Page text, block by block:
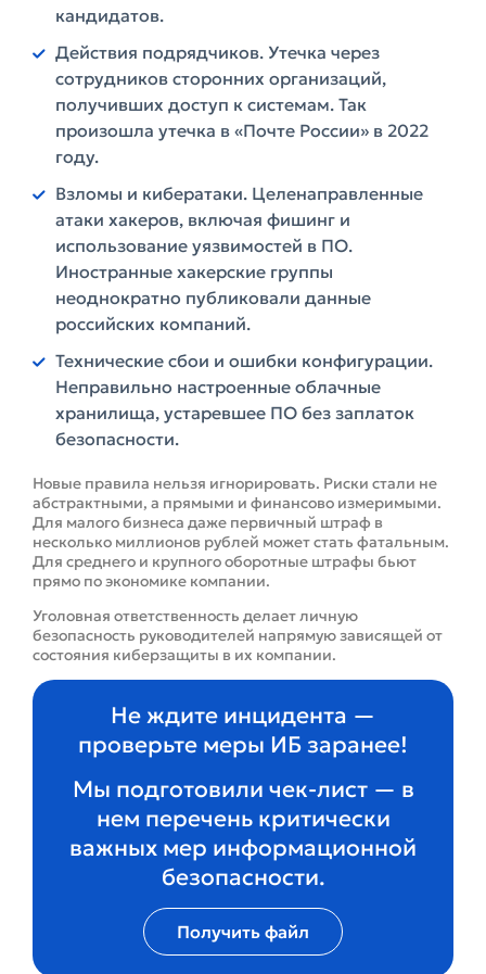
кандидатов.
Действия подрядчиков. Утечка через
сотрудников сторонних организаций,
получивших доступ к системам. Так
произошла утечка в «Почте России» в 2022
году.
Взломы и кибератаки. Целенаправленные
атаки хакеров, включая фишинг и
использование уязвимостей в ПО.
Иностранные хакерские группы
неоднократно публиковали данные
российских компаний.
Технические сбои и ошибки конфигурации.
Неправильно настроенные облачные
хранилища, устаревшее ПО без заплаток
безопасности.
Новые правила нельзя игнорировать. Риски стали не
абстрактными, а прямыми и финансово измеримыми.
Для малого бизнеса даже первичный штраф в
несколько миллионов рублей может стать фатальным.
Для среднего и крупного оборотные штрафы бьют
прямо по экономике компании.
Уголовная ответственность делает личную
безопасность руководителей напрямую зависящей от
состояния киберзащиты в их компании.
Не ждите инцидента —
проверьте меры ИБ заранее!
Мы подготовили чек‑лист — в
нем перечень критически
важных мер информационной
безопасности.
Получить файл